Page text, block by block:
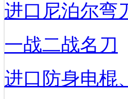
进口尼泊尔弯
一战二战名刀
进口防身电棍